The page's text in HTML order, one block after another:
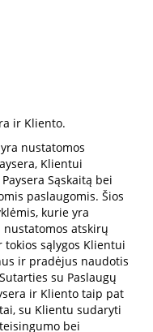
ir Kliento.
nustatomos
Klientui
Sąskaitą bei
paslaugomis. Šios
kurie yra
nustatomos atskirų
tokios sąlygos Klientui
ir pradėjus naudotis
su Paslaugų
ir Kliento taip pat
su Klientu sudaryti
bei